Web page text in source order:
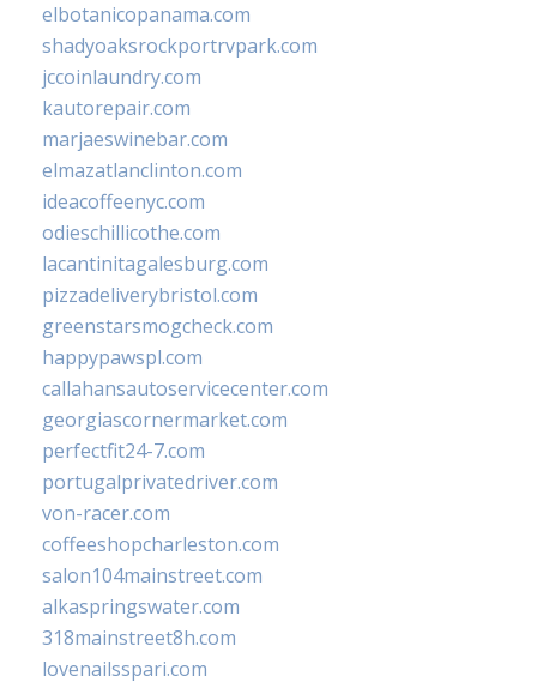
elbotanicopanama.com
shadyoaksrockportrvpark.com
jccoinlaundry.com
kautorepair.com
marjaeswinebar.com
elmazatlanclinton.com
ideacoffeenyc.com
odieschillicothe.com
lacantinitagalesburg.com
pizzadeliverybristol.com
greenstarsmogcheck.com
happypawspl.com
callahansautoservicecenter.com
georgiascornermarket.com
perfectfit24-7.com
portugalprivatedriver.com
von-racer.com
coffeeshopcharleston.com
salon104mainstreet.com
alkaspringswater.com
318mainstreet8h.com
lovenailsspari.com